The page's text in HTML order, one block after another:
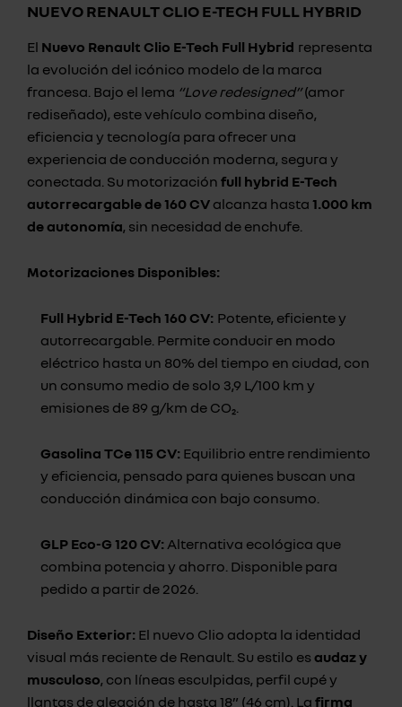
NUEVO RENAULT CLIO E-TECH FULL HYBRID
El Nuevo Renault Clio E-Tech Full Hybrid representa
la evolución del icónico modelo de la marca
francesa. Bajo el lema “Love redesigned”(amor
rediseñado), este vehículo combina diseño,
eficiencia y tecnología para ofrecer una
experiencia de conducción moderna, segura y
conectada. Su motorización full hybrid E-Tech
autorrecargable de 160 CV alcanza hasta 1.000 km
de autonomía, sin necesidad de enchufe.
Motorizaciones Disponibles:
Full Hybrid E-Tech 160 CV: Potente, eficiente y
autorrecargable. Permite conducir en modo
eléctrico hasta un 80% del tiempo en ciudad, con
un consumo medio de solo 3,9 L/100 km y
emisiones de 89 g/km de CO₂.
Gasolina TCe 115 CV: Equilibrio entre rendimiento
y eficiencia, pensado para quienes buscan una
conducción dinámica con bajo consumo.
GLP Eco-G 120 CV: Alternativa ecológica que
combina potencia y ahorro. Disponible para
pedido a partir de 2026.
Diseño Exterior: El nuevo Clio adopta la identidad
visual más reciente de Renault. Su estilo es audaz y
musculoso, con líneas esculpidas, perfil cupé y
llantas de aleación de hasta 18” (46 cm). La firma